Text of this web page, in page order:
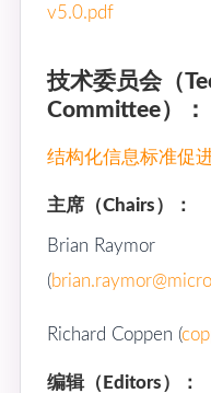
v5.0.pdf
技术委员会（
Committee）：
结构化信息标准促
主席（Chairs）：
Brian Raymor
(
Richard Coppen (
编辑（Editors）：